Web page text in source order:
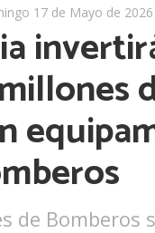
17 de Mayo de 2026
de Bomberos